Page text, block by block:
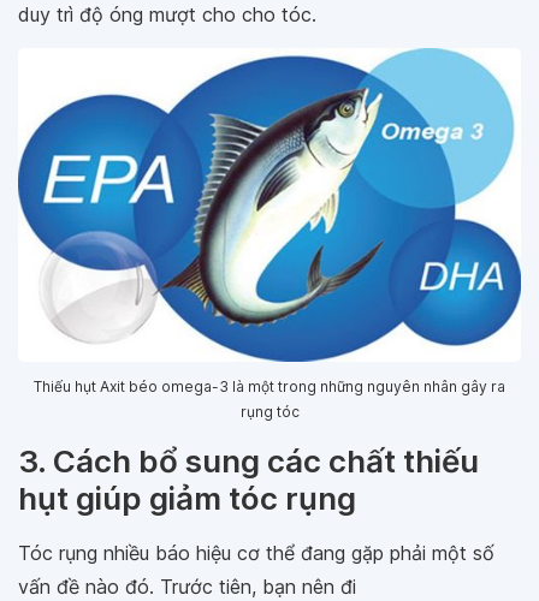
duy trì độ óng mượt cho cho tóc.
Thiếu hụt Axit béo omega-3 là một trong những nguyên nhân gây ra
rụng tóc
3. Cách bổ sung các chất thiếu
hụt giúp giảm tóc rụng
Tóc rụng nhiều báo hiệu cơ thể đang gặp phải một số
vấn đề nào đó. Trước tiên, bạn nên đi